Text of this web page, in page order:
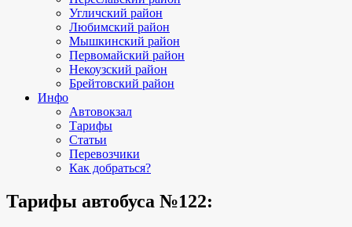
Угличский район
Любимский район
Мышкинский район
Первомайский район
Некоузский район
Брейтовский район
Инфо
Автовокзал
Тарифы
Статьи
Перевозчики
Как добраться?
Тарифы автобуса №122: